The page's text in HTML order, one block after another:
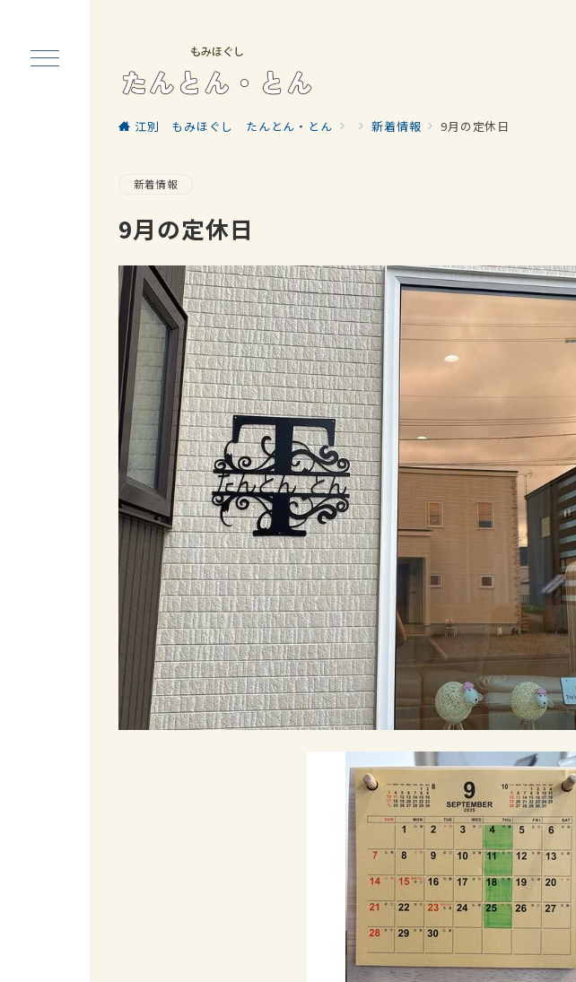
江別 もみほぐし たんとん・とん 新着情報 9月の定休日
新着情報
9月の定休日